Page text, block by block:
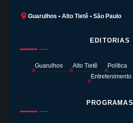
Guarulhos • Alto Tietê • São Paulo
EDITORIAS
Guarulhos Alto Tietê Política
Entretenimento
PROGRAMAS